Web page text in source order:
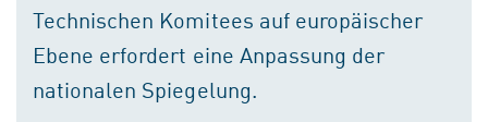
Technischen Komitees auf europäischer
Ebene erfordert eine Anpassung der
nationalen Spiegelung.